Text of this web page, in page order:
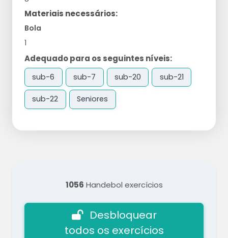
Materiais necessários:
Bola
1
Adequado para os seguintes níveis:
sub-6 sub-7 sub-20 sub-21
sub-22 Seniores
1056 Handebol exercícios
Desbloquear
todos os exercícios